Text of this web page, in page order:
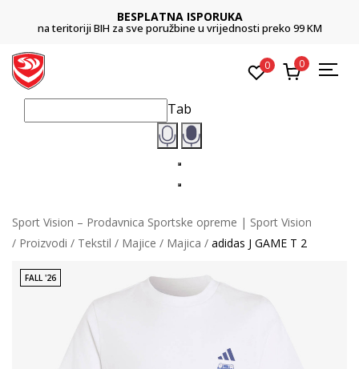
BESPLATNA ISPORUKA
na teritoriji BIH za sve poružbine u vrijednosti preko 99 KM
0 0
Tab
Sport Vision – Prodavnica Sportske opreme | Sport Vision
Proizvodi
Tekstil Majice Majica adidas J GAME T 2
FALL '26